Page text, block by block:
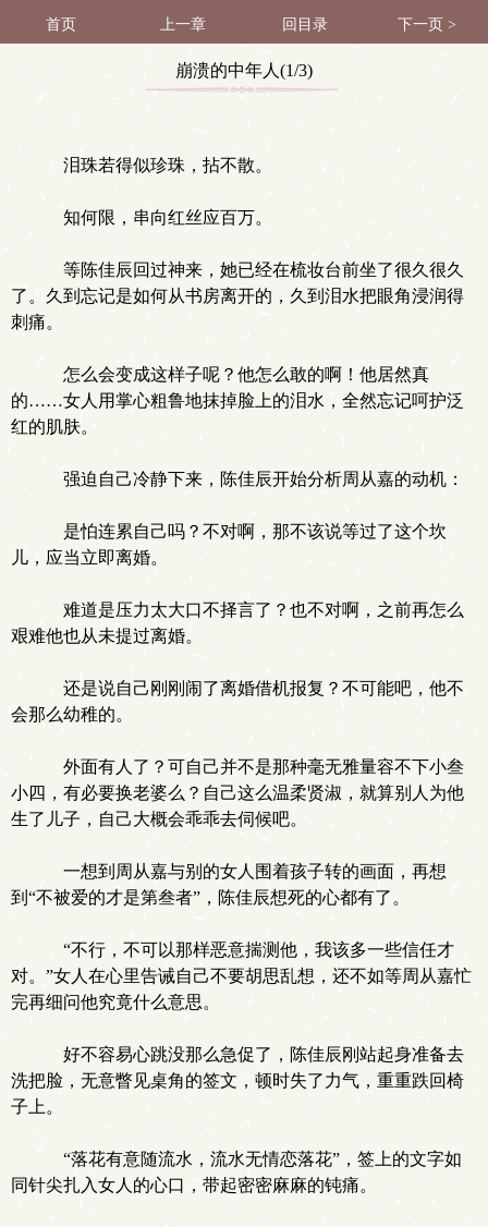
首页 上一章 回目录 下一页 >
崩溃的中年人(1/3)
泪珠若得似珍珠，拈不散。
知何限，串向红丝应百万。
等陈佳辰回过神来，她已经在梳妆台前坐了很久很久
了。久到忘记是如何从书房离开的，久到泪水把眼角浸润得
刺痛。
怎么会变成这样子呢？他怎么敢的啊！他居然真
的……女人用掌心粗鲁地抹掉脸上的泪水，全然忘记呵护泛
红的肌肤。
强迫自己冷静下来，陈佳辰开始分析周从嘉的动机：
是怕连累自己吗？不对啊，那不该说等过了这个坎
儿，应当立即离婚。
难道是压力太大口不择言了？也不对啊，之前再怎么
艰难他也从未提过离婚。
还是说自己刚刚闹了离婚借机报复？不可能吧，他不
会那么幼稚的。
外面有人了？可自己并不是那种毫无雅量容不下小叁
小四，有必要换老婆么？自己这么温柔贤淑，就算别人为他
生了儿子，自己大概会乖乖去伺候吧。
一想到周从嘉与别的女人围着孩子转的画面，再想
到“不被爱的才是第叁者”，陈佳辰想死的心都有了。
“不行，不可以那样恶意揣测他，我该多一些信任才
对。”女人在心里告诫自己不要胡思乱想，还不如等周从嘉忙
完再细问他究竟什么意思。
好不容易心跳没那么急促了，陈佳辰刚站起身准备去
洗把脸，无意瞥见桌角的签文，顿时失了力气，重重跌回椅
子上。
“落花有意随流水，流水无情恋落花”，签上的文字如
同针尖扎入女人的心口，带起密密麻麻的钝痛。